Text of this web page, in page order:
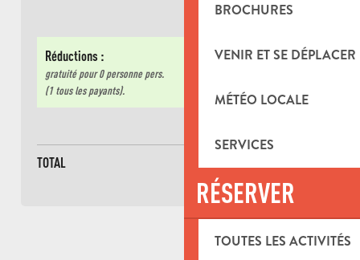
BROCHURES
VENIR ET SE DÉPLACER
MÉTÉO LOCALE
SERVICES
RÉSERVER
TOUTES LES ACTIVITÉS
Réductions :
gratuité pour0 personnepers.
(1 tous les payants).
TOTAL
Base de0 personne